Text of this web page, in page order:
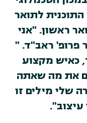
לתואר
ראשון. "אני
פרופ' ראב"ד. "
כאיש מקצוע
את מה שאתה
שלי מילים זו